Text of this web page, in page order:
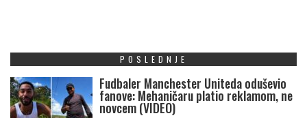
POSLEDNJE
Fudbaler Manchester Uniteda oduševio
fanove: Mehaničaru platio reklamom, ne
novcem (VIDEO)